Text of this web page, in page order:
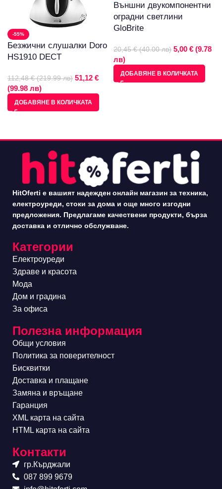
-55%
Безжични слушалки Doro
HS1910 DECT
112,48 € (219.99 лв) 51,12 €
(99.98 лв)
ДОБАВЯНЕ В КОЛИЧКАТА
Външни двукомпонентни
оградни светлини
GloBrite
20,45 € (40.00 лв) 5,00 € (9.78
лв)
ДОБАВЯНЕ В КОЛИЧКАТА
HitOferti е вашият надежден онлайн магазин за техника,
електроуреди, стоки за дома и още много изгодни
предложения. Предлагаме качествени продукти, бърза
доставка и отлично обслужване.
Категории
Електроуреди
Здраве и красота
Мода
Дом и градина
За офиса
Полезна информация
Общи условия
Политика за поверителност
Бисквитки
Доставка и плащане
Замяна и връщане
Гаранция
XML карта на сайта
HTML карта на сайта
Контакти
гр.Кърджали
087 899 9679